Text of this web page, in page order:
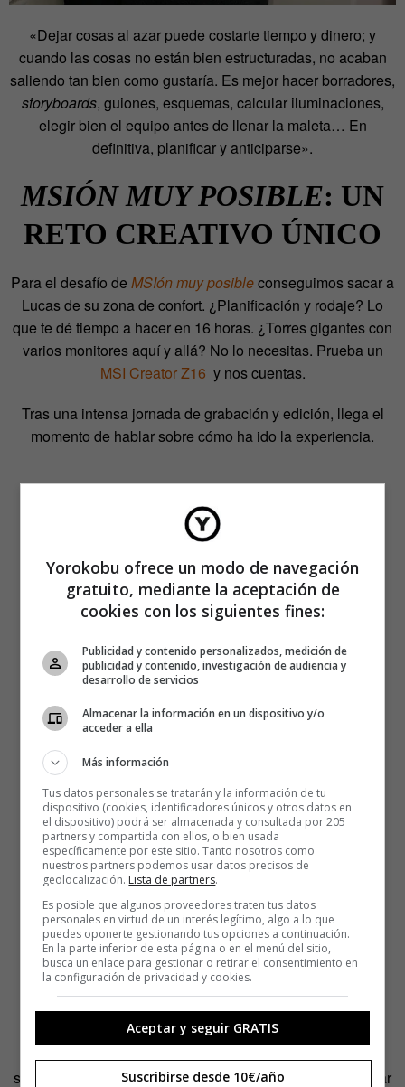
«Dejar cosas al azar puede costarte tiempo y dinero; y
cuando las cosas no están bien estructuradas, no acaban
saliendo tan bien como gustaría. Es mejor hacer borradores,
storyboards, guiones, esquemas, calcular iluminaciones,
elegir bien el equipo antes de llenar la maleta… En
definitiva, planificar y anticiparse».
MSIÓN MUY POSIBLE: UN
RETO CREATIVO ÚNICO
Para el desafío de MSIónmuy posibleconseguimos sacar a
Lucas de su zona de confort. ¿Planificación y rodaje? Lo
que te dé tiempo a hacer en 16 horas. ¿Torres gigantes con
varios monitores aquí y allá? No lo necesitas. Prueba un
MSI Creator Z16 y nos cuentas.
Tras una intensa jornada de grabación y edición, llega el
momento de hablar sobre cómo ha ido la experiencia.
Aunque Núñez sabía que tenía poco tiempo, prefirió
sacrificar varias horas para estructurar cuánto iba a dedicar
Yorokobu ofrece un modo de navegación
gratuito, mediante la aceptación de
cookies con los siguientes fines:
Publicidad y contenido personalizados, medición de
publicidad y contenido, investigación de audiencia y
desarrollo de servicios
Almacenar la información en un dispositivo y/o
acceder a ella
Más información
Tus datos personales se tratarán y la información de tu
dispositivo (cookies, identificadores únicos y otros datos en
el dispositivo) podrá ser almacenada y consultada por 205
partners y compartida con ellos, o bien usada
específicamente por este sitio. Tanto nosotros como
nuestros partners podemos usar datos precisos de
geolocalización. Lista de partners.
Es posible que algunos proveedores traten tus datos
personales en virtud de un interés legítimo, algo a lo que
puedes oponerte gestionando tus opciones a continuación.
En la parte inferior de esta página o en el menú del sitio,
busca un enlace para gestionar o retirar el consentimiento en
la configuración de privacidad y cookies.
Aceptar y seguir GRATIS
Suscribirse desde 10€/año